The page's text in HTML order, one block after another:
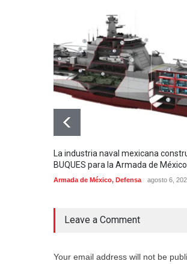
La industria naval mexicana
BUQUES para la Armada de México
Armada de México, Defensa agosto 6,
Leave a Comment
Your email address will not be